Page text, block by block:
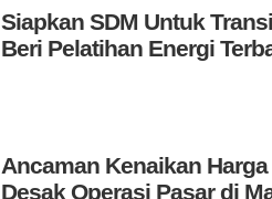
Siapkan SDM Untuk
Beri Pelatihan Energi
Ancaman Kenaikan
Desak Operasi Pasar di